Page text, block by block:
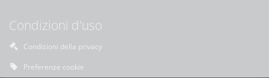
Condizioni d'uso
Condizioni della privacy
Preferenze cookie